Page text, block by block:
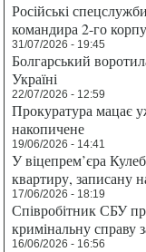
Російські
командира 2-го
31/07/2026 - 19:45
Болгарський
Україні
22/07/2026 - 12:59
Прокуратура мацає
накопичене
19/06/2026 - 14:41
У віцепрем’єра
квартиру, записану
17/06/2026 - 18:19
Співробітник СБУ
кримінальну справу
16/06/2026 - 16:56